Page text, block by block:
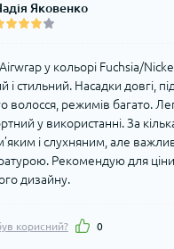
Яковенко
у кольорі Fuchsia/
і стильний. Насадки довгі,
волосся, режимів багато.
у використанні. За
і слухняним, але
Рекомендую для
дизайну.
корисний? 0